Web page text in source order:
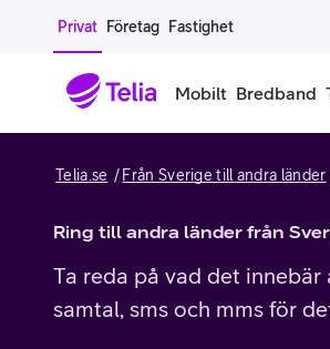
Gå till sidans innehåll
Privat Företag Fastighet
Mobilt
Mobiltelefoner
iPhone
Samsung Galaxy
Bredband
Telia.se Från Sverige till andra länder
Ring till andra länder från
Ta reda på vad det
samtal, sms och mms för